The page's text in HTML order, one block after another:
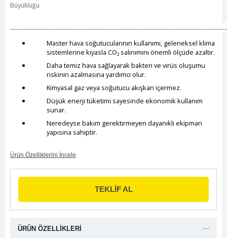
Büyüklüğü
Master hava soğutucularının kullanımı, geleneksel klima
sistemlerine kıyasla CO₂ salınımını önemli ölçüde azaltır.
Daha temiz hava sağlayarak bakteri ve virüs oluşumu
riskinin azalmasına yardımcı olur.
Kimyasal gaz veya soğutucu akışkan içermez.
Düşük enerji tüketimi sayesinde ekonomik kullanım
sunar.
Neredeyse bakım gerektirmeyen dayanıklı ekipman
yapısına sahiptir.
Ürün Özelliklerini İncele
ÜRÜN ÖZELLIKLERI